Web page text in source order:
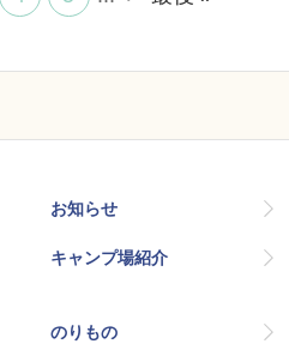
お知らせ
キャンプ場紹介
のりもの